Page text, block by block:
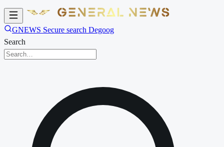
GNEWS Secure search Degoog
Search